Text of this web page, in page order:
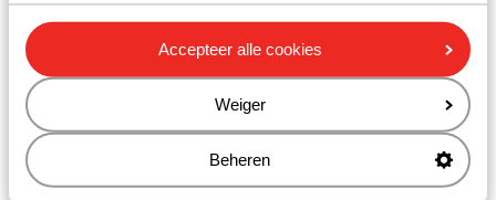
Accepteer alle cookies
Weiger
Beheren
Hotel Berghof - Zomer
Hotel Alpenland
Hotel Post am See